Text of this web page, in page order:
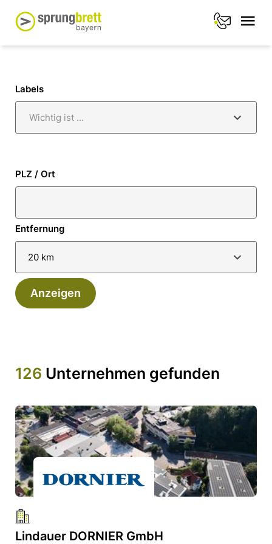
Labels
Wichtig ist ...
PLZ / Ort
Entfernung
20 km
Anzeigen
126 Unternehmen gefunden
Lindauer DORNIER GmbH